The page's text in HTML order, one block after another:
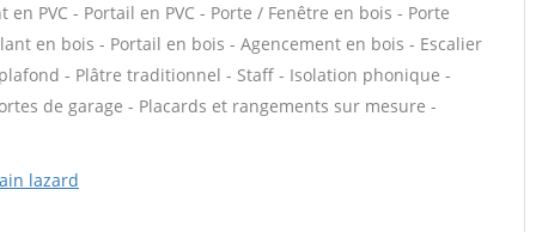
PVC - Portail en PVC - Porte / Fenêtre en bois - Porte
en bois - Portail en bois - Agencement en bois - Escalier
- Plâtre traditionnel - Staff - Isolation phonique -
de garage - Placards et rangements sur mesure -
lazard